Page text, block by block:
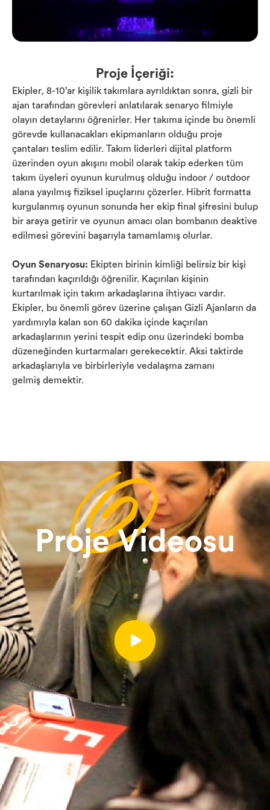
Proje İçeriği:
Ekipler, 8-10’ar kişilik takımlara ayrıldıktan sonra, gizli bir
ajan tarafından görevleri anlatılarak senaryo filmiyle
olayın detaylarını öğrenirler. Her takıma içinde bu önemli
görevde kullanacakları ekipmanların olduğu proje
çantaları teslim edilir. Takım liderleri dijital platform
üzerinden oyun akışını mobil olarak takip ederken tüm
takım üyeleri oyunun kurulmuş olduğu indoor / outdoor
alana yayılmış fiziksel ipuçlarını çözerler. Hibrit formatta
kurgulanmış oyunun sonunda her ekip final şifresini bulup
bir araya getirir ve oyunun amacı olan bombanın deaktive
edilmesi görevini başarıyla tamamlamış olurlar.
Oyun Senaryosu: Ekipten birinin kimliği belirsiz bir kişi
tarafından kaçırıldığı öğrenilir. Kaçırılan kişinin
kurtarılmak için takım arkadaşlarına ihtiyacı vardır.
Ekipler, bu önemli görev üzerine çalışan Gizli Ajanların da
yardımıyla kalan son 60 dakika içinde kaçırılan
arkadaşlarının yerini tespit edip onu üzerindeki bomba
düzeneğinden kurtarmaları gerekecektir. Aksi taktirde
arkadaşlarıyla ve birbirleriyle vedalaşma zamanı
gelmiş demektir.
Proje Videosu